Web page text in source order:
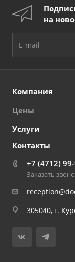
на
Компания
Цены
Услуги
Контакты
+7 (4712)
Заказать
305040, г.